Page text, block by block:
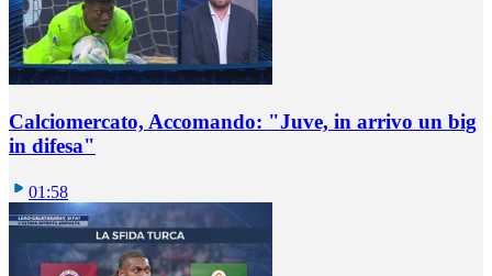
Calciomercato, Accomando: "Juve, in arrivo un big
in difesa"
01:58